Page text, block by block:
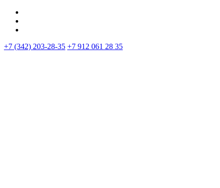
+7 (342) 203-28-35 +7 912 061 28 35